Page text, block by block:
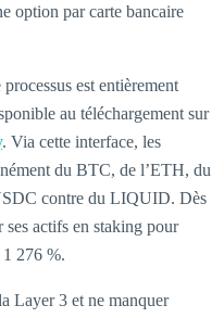
option par carte bancaire
est entièrement
au téléchargement sur
. Via cette interface, les
du BTC, de l’ETH, du
contre du LIQUID. Dès
ses actifs en staking pour
276 %.
Layer 3 et ne manquer